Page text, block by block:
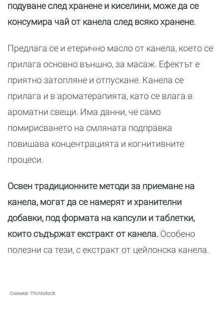
подуване след хранене и киселини, може да се
консумира чай от канела след всяко хранене.
Предлага се и етерично масло от канела, което се
прилага основно външно, за масаж. Ефектът е
приятно затопляне и отпускане. Канела се
прилага и в ароматерапията, като се влага в
ароматни свещи. Има данни, че само
помирисването на смляната подправка
повишава концентрацията и когнитивните
процеси.
Освен традиционните методи за приемане на
канела, могат да се намерят и хранителни
добавки, под формата на капсули и таблетки,
които съдържат екстракт от канела. Особено
полезни са тези, с екстракт от цейлонска канела.
Снимка: Thinkstock